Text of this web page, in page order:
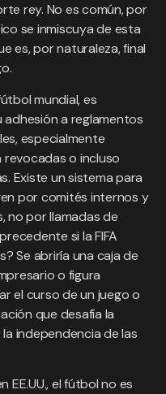
rey. No es común, por
se inmiscuya de esta
es, por naturaleza, final
mundial, es
a reglamentos
especialmente
o incluso
Existe un sistema para
por comités internos y
no por llamadas de
si la FIFA
Se abriría una caja de
o figura
el curso de un juego o
que desafía la
independencia de las
EE.UU., el fútbol no es